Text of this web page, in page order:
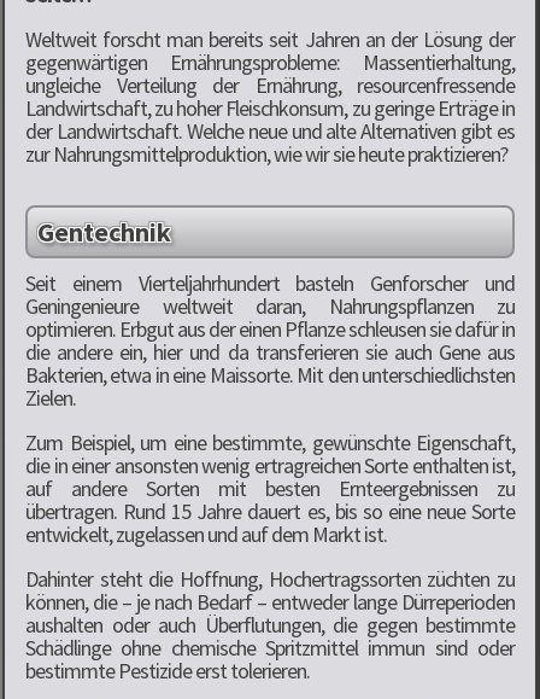
Weltweit forscht man bereits seit Jahren an der Lösung der
gegenwärtigen Ernährungsprobleme: Massentierhaltung,
ungleiche Verteilung der Ernährung, resourcenfressende
Landwirtschaft, zu hoher Fleischkonsum, zu geringe Erträge in
der Landwirtschaft. Welche neue und alte Alternativen gibt es
zur Nahrungsmittelproduktion, wie wir sie heute praktizieren?
Gentechnik
Seit einem Vierteljahrhundert basteln Genforscher und
Geningenieure weltweit daran, Nahrungspflanzen zu
optimieren. Erbgut aus der einen Pflanze schleusen sie dafür in
die andere ein, hier und da transferieren sie auch Gene aus
Bakterien, etwa in eine Maissorte. Mit den unterschiedlichsten
Zielen.
Zum Beispiel, um eine bestimmte, gewünschte Eigenschaft,
die in einer ansonsten wenig ertragreichen Sorte enthalten ist,
auf andere Sorten mit besten Ernteergebnissen zu
übertragen. Rund 15 Jahre dauert es, bis so eine neue Sorte
entwickelt, zugelassen und auf dem Markt ist.
Dahinter steht die Hoffnung, Hochertragssorten züchten zu
können, die – je nach Bedarf – entweder lange Dürreperioden
aushalten oder auch Überflutungen, die gegen bestimmte
Schädlinge ohne chemische Spritzmittel immun sind oder
bestimmte Pestizide erst tolerieren.